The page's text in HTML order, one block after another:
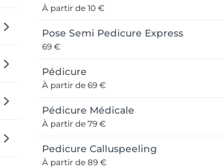
À partir de 10 €
Pose Semi Pedicure Express
69 €
Pédicure
À partir de 69 €
Pédicure Médicale
À partir de 79 €
Pedicure Calluspeeling
À partir de 89 €